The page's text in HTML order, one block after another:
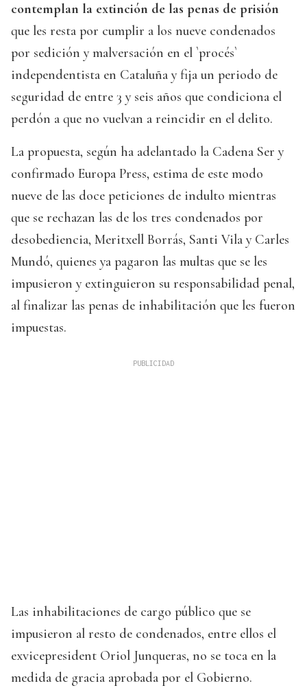
contemplan la extinción de las penas de prisión
que les resta por cumplir a los nueve condenados
por sedición y malversación en el `procés`
independentista en Cataluña y fija un periodo de
seguridad de entre 3 y seis años que condiciona el
perdón a que no vuelvan a reincidir en el delito.
La propuesta, según ha adelantado la Cadena Ser y
confirmado Europa Press, estima de este modo
nueve de las doce peticiones de indulto mientras
que se rechazan las de los tres condenados por
desobediencia, Meritxell Borrás, Santi Vila y Carles
Mundó, quienes ya pagaron las multas que se les
impusieron y extinguieron su responsabilidad penal,
al finalizar las penas de inhabilitación que les fueron
impuestas.
Las inhabilitaciones de cargo público que se
impusieron al resto de condenados, entre ellos el
exvicepresident Oriol Junqueras, no se toca en la
medida de gracia aprobada por el Gobierno.